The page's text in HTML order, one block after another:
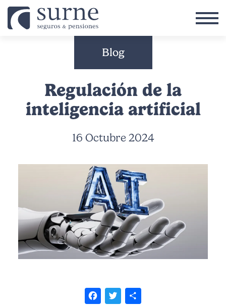
Pasar al contenido principal
Blog
Regulación de la
inteligencia artificial
16 Octubre 2024
Facebook
Twitter